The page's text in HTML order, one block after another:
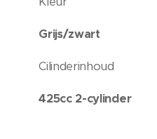
Grijs/zwart
Cilinderinhoud
425cc 2-cylinder